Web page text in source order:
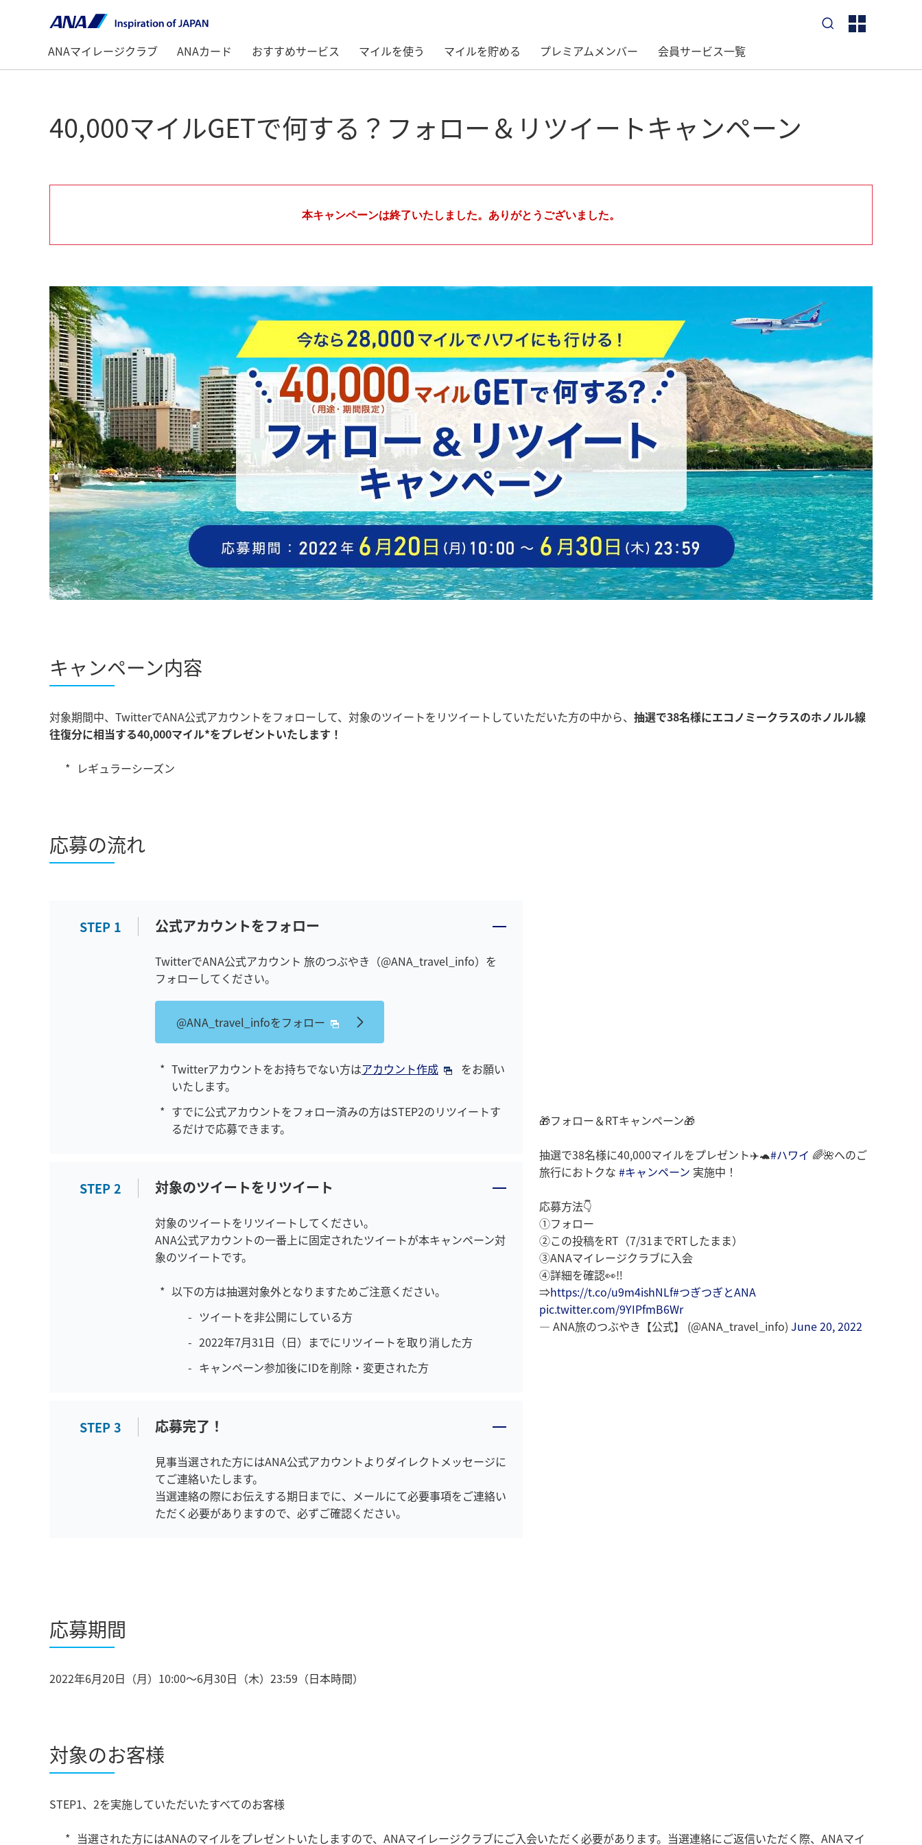
サ
イ
内
か
サ
イ
内
か
ANAマイレージクラブ ANAカード おすすめサービス マイルを使う マイルを貯める プレミアムメンバー 会員サービス一覧
40,000マイルGETで何する？フォロー＆リツイートキャンペーン
本キャンペーンは終了いたしました。ありがとうございました。
キャンペーン内容
対象期間中、TwitterでANA公式アカウントをフォローして、対象のツイートをリツイートしていただいた方の中から、 抽選で38名様にエコノミークラスのホノルル線
往復分に相当する40,000マイル*をプレゼントいたします！
レギュラーシーズン
応募の流れ
STEP 1 公式アカウントをフォロー
TwitterでANA公式アカウント 旅のつぶやき（@ANA_travel_info）を
フォローしてください。
@ANA_travel_infoをフォロー
Twitterアカウントをお持ちでない方はアカウント作成
をお願い
いたします。
すでに公式アカウントをフォロー済みの方はSTEP2のリツイートす
るだけで応募できます。
STEP2 対象のツイートをリツイート
対象のツイートをリツイートしてください。
ANA公式アカウントの一番上に固定されたツイートが本キャンペーン対
象のツイートです。
以下の方は抽選対象外となりますためご注意ください。
ツイートを非公開にしている方
2022年7月31日（日）までにリツイートを取り消した方
キャンペーン参加後にIDを削除・変更された方
STEP3 応募完了！
見事当選された方にはANA公式アカウントよりダイレクトメッセージに
てご連絡いたします。
当選連絡の際にお伝えする期日までに、メールにて必要事項をご連絡い
ただく必要がありますので、必ずご確認ください。
🎁フォロー＆RTキャンペーン🎁
抽選で38名様に40,000マイルをプレゼント✈️🐢#ハワイ 🌈🌺へのご
旅行におトクな #キャンペーン 実施中！
応募方法👇
①フォロー
②この投稿をRT（7/31までRTしたまま）
③ANAマイレージクラブに入会
④詳細を確認👀‼️
⇒https://t.co/u9m4ishNLf#つぎつぎとANA
pic.twitter.com/9YIPfmB6Wr
— ANA旅のつぶやき【公式】 (@ANA_travel_info) June 20, 2022
応募期間
2022年6月20日（月）10:00～6月30日（木）23:59（日本時間）
対象のお客様
STEP1、2を実施していただいたすべてのお客様
当選された方にはANAのマイルをプレゼントいたしますので、ANAマイレージクラブにご入会いただく必要があります。当選連絡にご返信いただく際、ANAマイ